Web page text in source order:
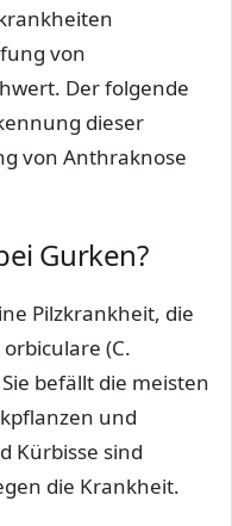
von
Der folgende
dieser
von Anthraknose
Gurken?
Pilzkrankheit, die
(C.
befällt die meisten
und
Kürbisse sind
die Krankheit.